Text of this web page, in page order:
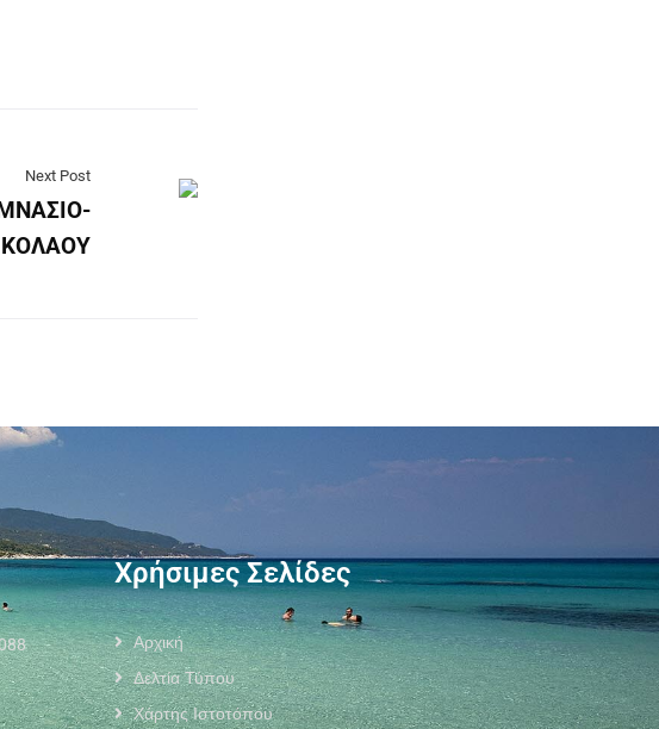
Next Post
Χρήσιμες Σελίδες
Αρχική
Δελτία Τύπου
Χάρτης Ιστοτόπου